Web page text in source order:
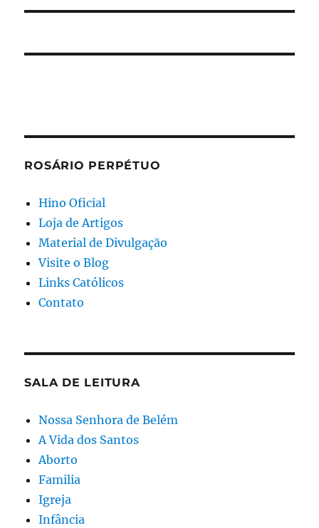
ROSÁRIO PERPÉTUO
Hino Oficial
Loja de Artigos
Material de Divulgação
Visite o Blog
Links Católicos
Contato
SALA DE LEITURA
Nossa Senhora de Belém
A Vida dos Santos
Aborto
Familia
Igreja
Infância